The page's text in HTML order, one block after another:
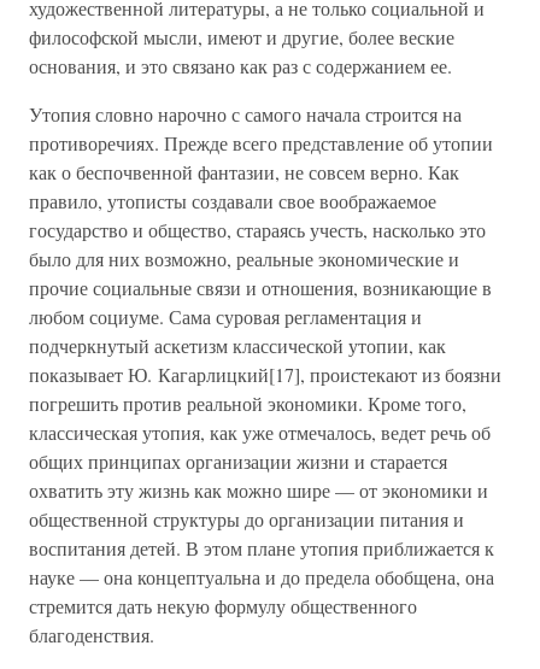
художественной литературы, а не только социальной и
философской мысли, имеют и другие, более веские
основания, и это связано как раз с содержанием ее.
Утопия словно нарочно с самого начала строится на
противоречиях. Прежде всего представление об утопии
как о беспочвенной фантазии, не совсем верно. Как
правило, утописты создавали свое воображаемое
государство и общество, стараясь учесть, насколько это
было для них возможно, реальные экономические и
прочие социальные связи и отношения, возникающие в
любом социуме. Сама суровая регламентация и
подчеркнутый аскетизм классической утопии, как
показывает Ю. Кагарлицкий[17], проистекают из боязни
погрешить против реальной экономики. Кроме того,
классическая утопия, как уже отмечалось, ведет речь об
общих принципах организации жизни и старается
охватить эту жизнь как можно шире — от экономики и
общественной структуры до организации питания и
воспитания детей. В этом плане утопия приближается к
науке — она концептуальна и до предела обобщена, она
стремится дать некую формулу общественного
благоденствия.